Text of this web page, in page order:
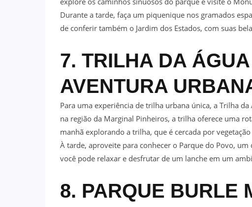
Durante a tarde, faça um piquenique nos gramados
de conferir também o Jardim dos Estados, com suas
7. TRILHA DA
AVENTURA
Para uma experiência de trilha urbana única, a Trilha
na região da Marginal Pinheiros, a trilha oferece uma
manhã explorando a trilha, que é cercada por
À tarde, aproveite para conhecer o Parque do Povo,
você pode relaxar e desfrutar de um lanche em um
8. PARQUE BURLE